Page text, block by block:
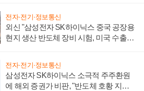
전자·전기·정보통신
외신 "삼성전자 SK하이닉스 중국 공장용
현지 생산 반도체 장비 시험, 미국 수출통
전자·전기·정보통신
삼성전자 SK하이닉스 소극적 주주환원
에 해외 증권가 비판, "반도체 호황 지속